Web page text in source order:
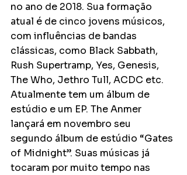
no ano de 2018. Sua formação
atual é de cinco jovens músicos,
com influências de bandas
clássicas, como Black Sabbath,
Rush Supertramp, Yes, Genesis,
The Who, Jethro Tull, ACDC etc.
Atualmente tem um álbum de
estúdio e um EP. The Anmer
lançará em novembro seu
segundo álbum de estúdio “Gates
of Midnight”. Suas músicas já
tocaram por muito tempo nas